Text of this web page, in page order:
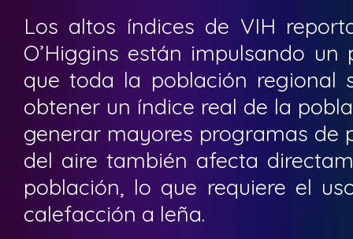
Los altos índices de VIH
O’Higgins están impulsando
que toda la población regional
obtener un índice real de la
generar mayores programas de
del aire también afecta
población, lo que requiere el
calefacción a leña.